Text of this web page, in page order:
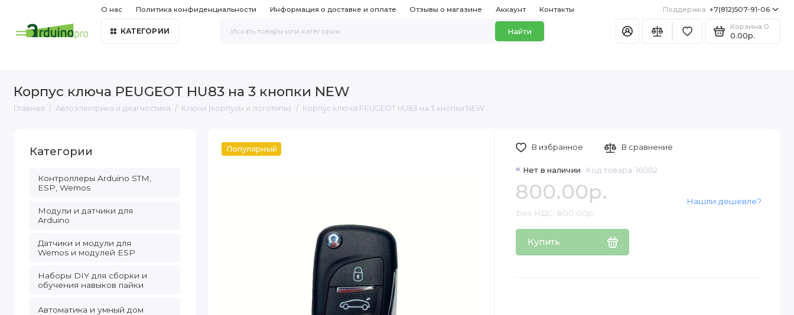
О нас Политика конфиденциальности Информация о доставке и оплате Отзывы о магазине Аккаунт Контакты Поддержка +7(812)507-91-06
КАТЕГОРИИ Найти
Корзина 0
0.00р.
Корпус ключа PEUGEOT HU83 на 3 кнопки NEW
Главная Автоэлектрика и диагностика Ключи (корпусы и логотипы) Корпус ключа PEUGEOT HU83 на 3 кнопки NEW
Категории
Контроллеры Arduino STM,
ESP, Wemos
Модули и датчики для
Arduino
Датчики и модули для
Wemos и модулей ESP
Наборы DIY для сборки и
обучения навыков пайки
Автоматика и умный дом
Популярный
Нет в наличии Код товара: 16002
800.00р.
Без НДС: 800.00р.
Купить
Нашли дешевле?
В избранное В сравнение